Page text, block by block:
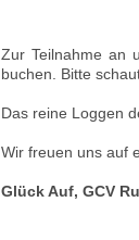
Zur Teilnahme an
buchen. Bitte
Das reine Loggen
Wir freuen uns auf
Glück Auf, GCV